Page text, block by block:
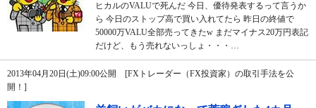
ヒカルのVALUで死んだ 今日、優待発表するって言うか
ら 今日のストップ高で買い入れてたら 昨日の終値で
50000万VALU全部売ってきたw まだマイナス20万円表記
だけど、もう売れないっしょ・・・…
2013年04月20日(土)09:00公開 [FXトレーダー（FX投資家）の取引手法を公
開！]